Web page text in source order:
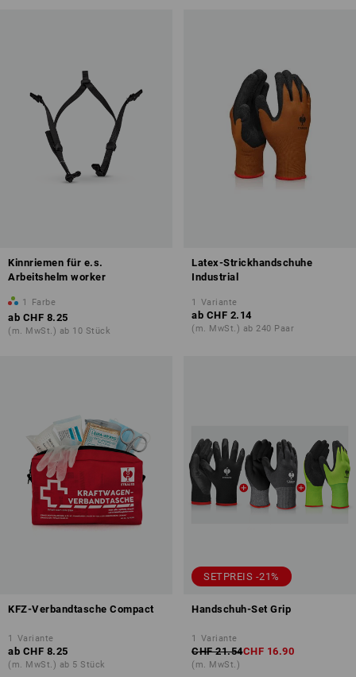
Kinnriemen für e.s.
Arbeitshelm worker
1 Farbe
ab CHF 8.25
(m. MwSt.) ab 10 Stück
Latex-Strickhandschuhe
Industrial
1 Variante
ab CHF 2.14
(m. MwSt.) ab 240 Paar
KFZ-Verbandtasche Compact
1 Variante
ab CHF 8.25
(m. MwSt.) ab 5 Stück
SETPREIS -21%
Handschuh-Set Grip
1 Variante
CHF 21.54CHF 16.90
(m. MwSt.)